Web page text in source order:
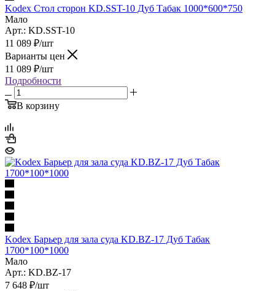
Kodex Стол сторон KD.SST-10 Дуб Табак 1000*600*750
Мало
Арт.: KD.SST-10
11 089 ₽/шт
Варианты цен
11 089 ₽/шт
Подробности
В корзину
Kodex Барьер для зала суда KD.BZ-17 Дуб Табак
1700*100*1000
Мало
Арт.: KD.BZ-17
7 648 ₽/шт